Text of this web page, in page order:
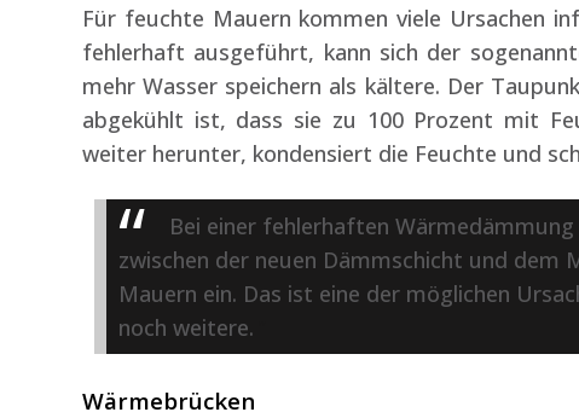
Für feuchte Mauern kommen viele Ursachen
fehlerhaft ausgeführt, kann sich der
mehr Wasser speichern als kältere. Der
abgekühlt ist, dass sie zu 100 Prozent mit
weiter herunter, kondensiert die Feuchte und
Bei einer fehlerhaften
zwischen der neuen Dämmschicht und dem
Mauern ein. Das ist eine der möglichen
noch weitere.
Wärmebrücken